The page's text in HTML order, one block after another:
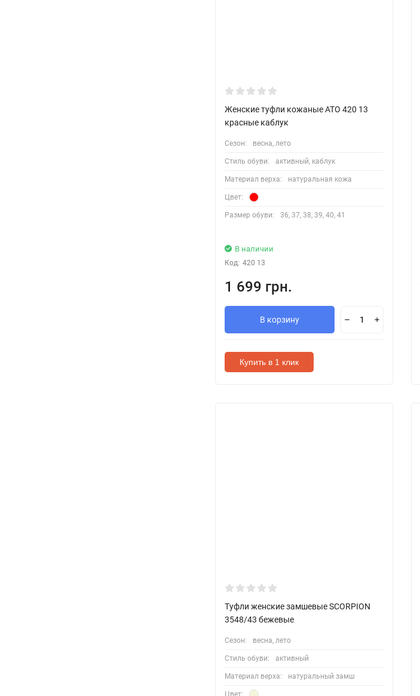
Женские туфли кожаные ATO 420 13
красные каблук
Сезон: весна, лето
Стиль обуви: активный, каблук
Материал верха: натуральная кожа
Цвет:
Размер обуви: 36, 37, 38, 39, 40, 41
В наличии
Код: 420 13
1 699 грн.
В корзину
Купить в 1 клик
Туфли женские замшевые SCORPION
3548/43 бежевые
Сезон: весна, лето
Стиль обуви: активный
Материал верха: натуральный замш
Цвет: